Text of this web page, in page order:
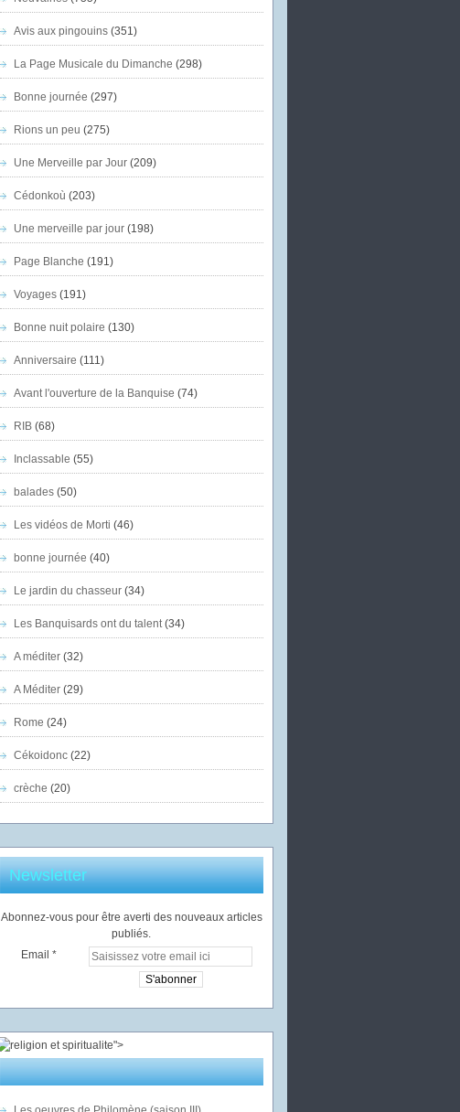
Avis aux pingouins(351)
La Page Musicale du Dimanche (298)
Bonne journée (297)
Rions un peu (275)
Une Merveille par Jour(209)
Cédonkoù (203)
Une merveille par jour(198)
Page Blanche (191)
Voyages(191)
Bonne nuit polaire (130)
Anniversaire (111)
Avant l'ouverture de la Banquise (74)
RIB(68)
Inclassable (55)
balades(50)
Les vidéos de Morti (46)
bonne journée (40)
Le jardin du chasseur(34)
Les Banquisards ont du talent(34)
A méditer(32)
A Méditer(29)
Rome (24)
Cékoidonc(22)
crèche (20)
Newsletter
Abonnez-vous pour être averti des nouveaux articles
publiés.
Email
">